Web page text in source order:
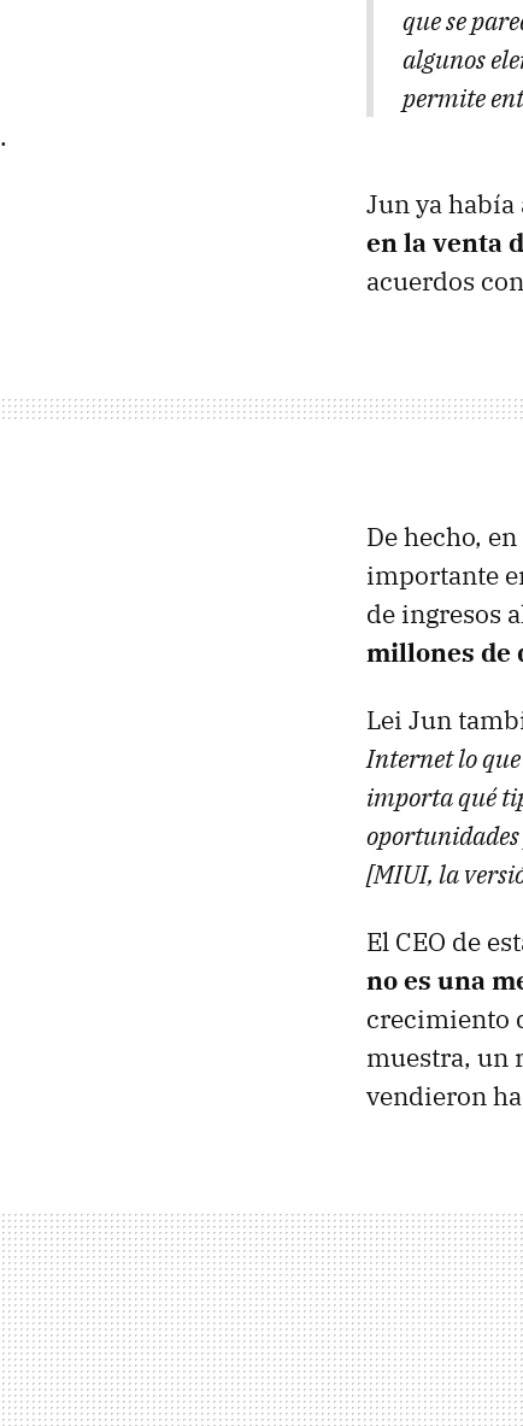
que se
algunos
permite
.
Jun ya
en la venta
acuerdos
De hecho,
importante
de ingresos
millones de
Lei Jun
Internet lo
importa qué
[MIUI, la
El CEO de
no es una
crecimiento
muestra, un
vendieron